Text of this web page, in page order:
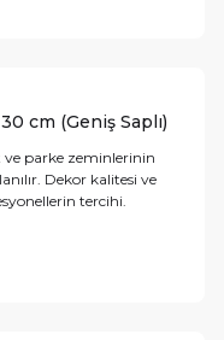
cm (Geniş Saplı)
ve parke zeminlerinin
Dekor kalitesi ve
tercihi.